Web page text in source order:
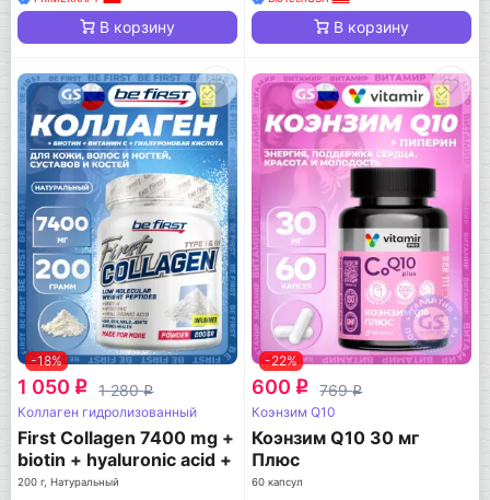
В корзину В корзину
-18%
1 050 q 1 280q
Коллаген гидролизованный
First Collagen 7400 mg +
biotin + hyaluronic acid +
vitamin C
200 г, Натуральный
-22%
600 q 769q
Коэнзим Q10
Коэнзим Q10 30 мг
Плюс
60 капсул